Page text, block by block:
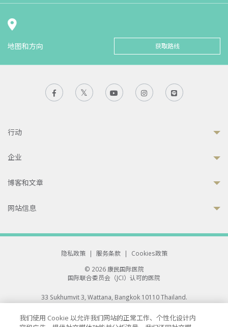
地图和方向 获取路线
行动
企业
博客和文章
网站信息
隐私政策 | 服务条款 |
Cookies政策
© 2026 康民国际医院
国际联合委员会（JCI）认可的医院
33 Sukhumvit 3, Wattana, Bangkok 10110 Thailand.
All rights reserved.
我们使用 Cookie 以允许我们网站的正常工作、个性化设计内